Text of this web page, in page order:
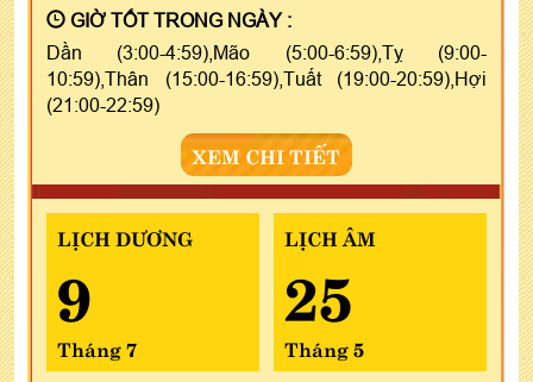
GIỜ TỐT TRONG NGÀY :
Dần (3:00-4:59),Mão (5:00-6:59),Tỵ (9:00-
10:59),Thân (15:00-16:59),Tuất (19:00-20:59),Hợi
(21:00-22:59)
XEM CHI TIẾT
LỊCH DƯƠNG
9
Tháng 7
LỊCH ÂM
25
Tháng 5